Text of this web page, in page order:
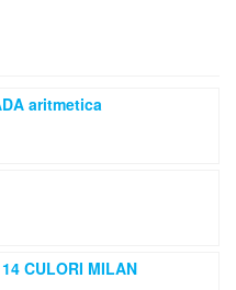
aritmetica
CULORI MILAN